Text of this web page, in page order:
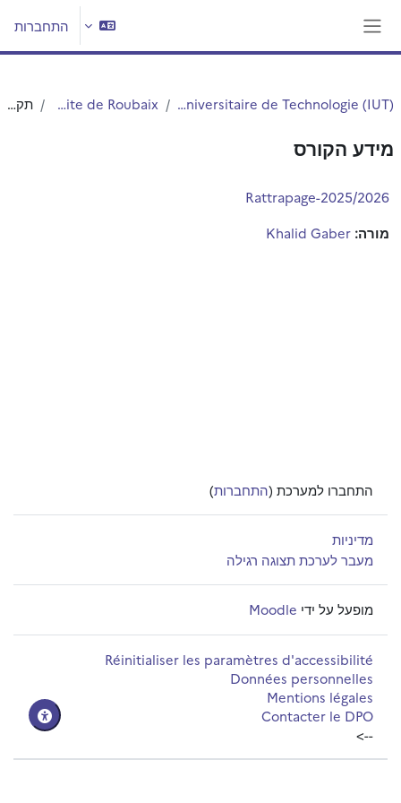
התחברות
Institut Universitaire de Technologie (IUT)
IUT - Site de Roubaix תקציר
מידע הקורס
Rattrapage-2025/2026
מורה: Khalid Gaber
התחברו למערכת (התחברות)
מדיניות
מעבר לערכת תצוגה רגילה
מופעל על ידי Moodle
Réinitialiser les paramètres d'accessibilité
Données personnelles
Mentions légales
Contacter le DPO
-->